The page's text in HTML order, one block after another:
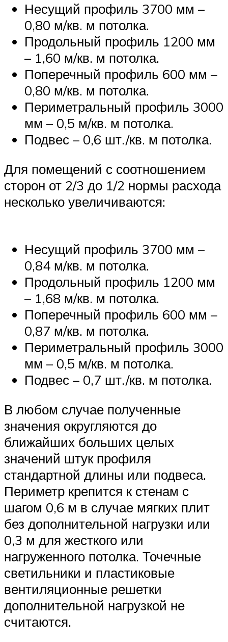
Несущий профиль 3700 мм –
0,80 м/кв. м потолка.
Продольный профиль 1200 мм
– 1,60 м/кв. м потолка.
Поперечный профиль 600 мм –
0,80 м/кв. м потолка.
Периметральный профиль 3000
мм – 0,5 м/кв. м потолка.
Подвес – 0,6 шт./кв. м потолка.
Для помещений с соотношением
сторон от 2/3 до 1/2 нормы расхода
несколько увеличиваются:
Несущий профиль 3700 мм –
0,84 м/кв. м потолка.
Продольный профиль 1200 мм
– 1,68 м/кв. м потолка.
Поперечный профиль 600 мм –
0,87 м/кв. м потолка.
Периметральный профиль 3000
мм – 0,5 м/кв. м потолка.
Подвес – 0,7 шт./кв. м потолка.
В любом случае полученные
значения округляются до
ближайших больших целых
значений штук профиля
стандартной длины или подвеса.
Периметр крепится к стенам с
шагом 0,6 м в случае мягких плит
без дополнительной нагрузки или
0,3 м для жесткого или
нагруженного потолка. Точечные
светильники и пластиковые
вентиляционные решетки
дополнительной нагрузкой не
считаются.